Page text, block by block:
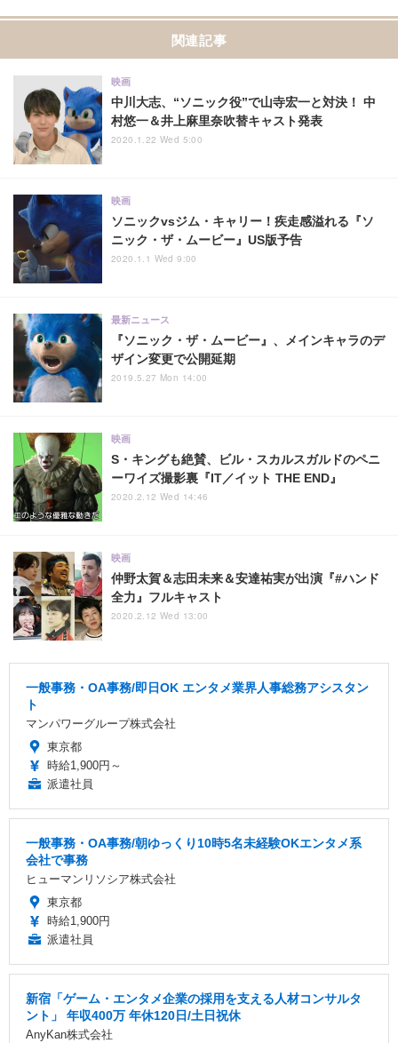
関連記事
中川大志、“ソニック役”で山寺宏一と対決！ 中
村悠一＆井上麻里奈吹替キャスト発表
映画
2020.1.22 Wed 5:00
ソニックvsジム・キャリー！疾走感溢れる『ソ
ニック・ザ・ムービー』US版予告
映画
2020.1.1 Wed 9:00
『ソニック・ザ・ムービー』、メインキャラのデ
ザイン変更で公開延期
最新ニュース
2019.5.27 Mon 14:00
S・キングも絶賛、ビル・スカルスガルドのペニ
ーワイズ撮影裏『IT／イット THE END』
映画
2020.2.12 Wed 14:46
仲野太賀＆志田未来＆安達祐実が出演『#ハンド
全力』フルキャスト
映画
2020.2.12 Wed 13:00
一般事務・OA事務/即日OK エンタメ業界人事総務アシスタン
ト
マンパワーグループ株式会社
東京都
時給1,900円～
派遣社員
一般事務・OA事務/朝ゆっくり10時5名未経験OKエンタメ系
会社で事務
ヒューマンリソシア株式会社
東京都
時給1,900円
派遣社員
新宿「ゲーム・エンタメ企業の採用を支える人材コンサルタ
ント」 年収400万 年休120日/土日祝休
AnyKan株式会社